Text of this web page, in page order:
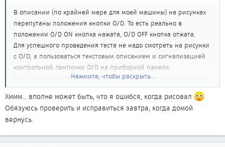
В описании (по крайней мере для моей машины) на рисунках
перепутаны положения кнопки O/D. То есть реально в
положении O/D ON кнопка нажата, O/D OFF кнопка отжата.
Для успешного проведения теста не надо смотреть на рисунки
с O/D, а пользоваться текстовым описанием и сигнализацией
контрольной лампочки O/D на приборной панели.
Оносительно шага "5. Выключить зажигание, повернув ключ в
положение "LOCK".
Действительно, ключ до Lock невозможно довернуть, поэтому
просто поворачиваем его до упора, в ближайшее к Lock
положение.
Нажмите, чтобы раскрыть...
Хммм... вполне может быть, что я ошибся, когда рисовал
Обязуюсь проверить и исправиться завтра, когда домой
вернусь.